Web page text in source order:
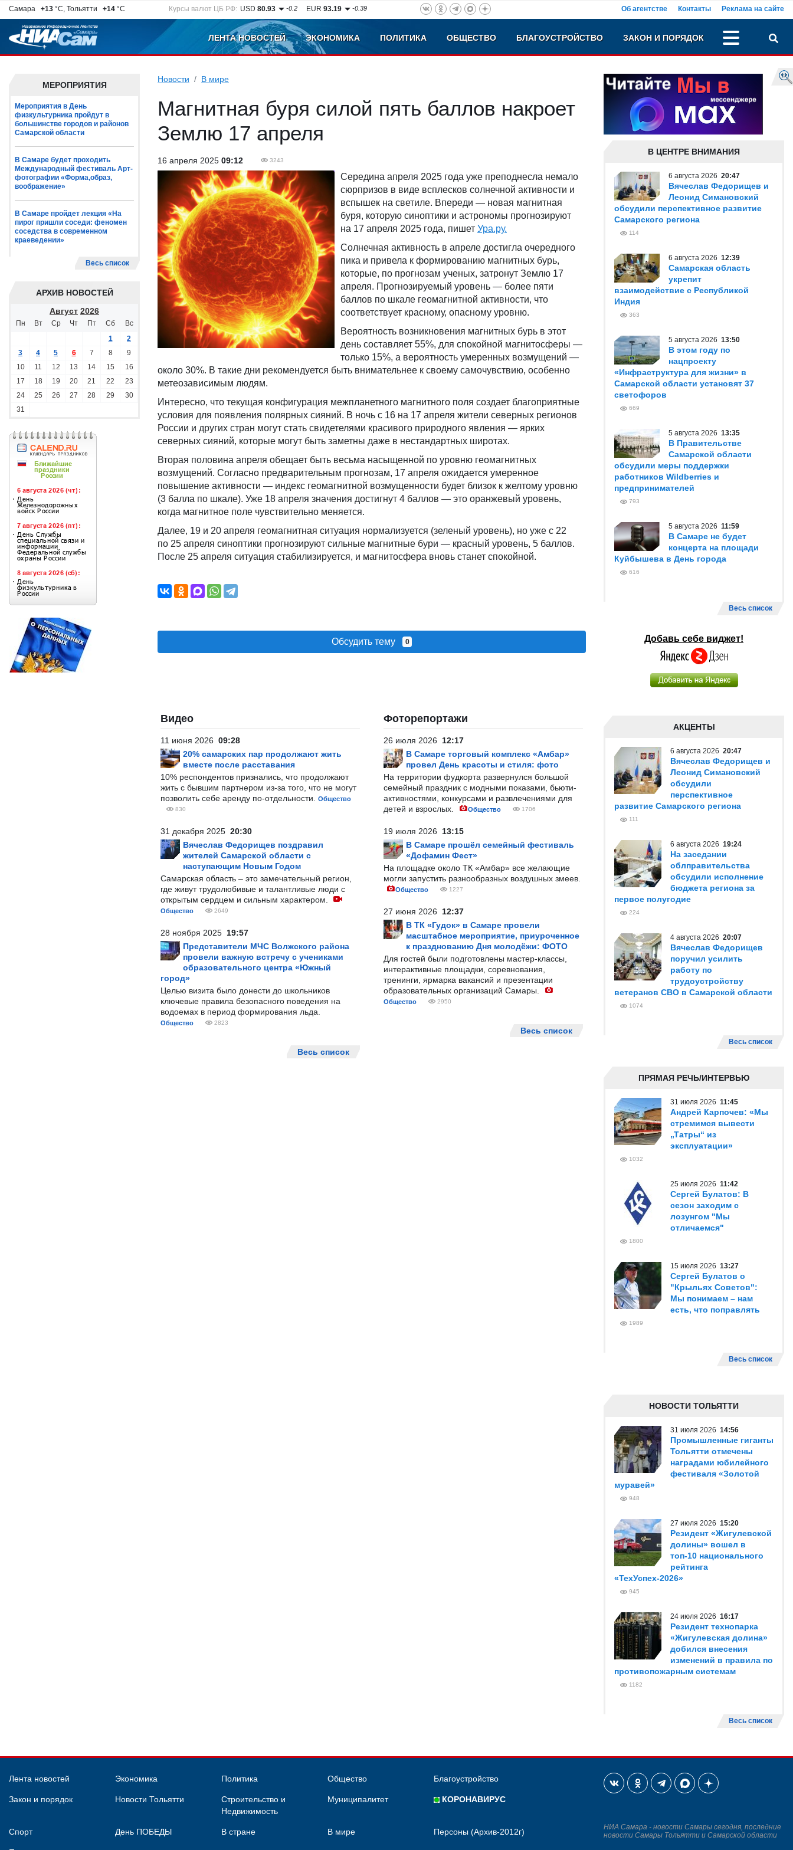
Самара +13 °C, Тольятти +14 °C Курсы валют ЦБ РФ: USD80.93 -0.2 EUR93.19 -0.39 Об агентстве Контакты Реклама на сайте
ЛЕНТА НОВОСТЕЙ ЭКОНОМИКА ПОЛИТИКА ОБЩЕСТВО БЛАГОУСТРОЙСТВО ЗАКОН И ПОРЯДОК
МЕРОПРИЯТИЯ
Мероприятия в День
физкультурника пройдут в
большинстве городов и районов
Самарской области
В Самаре будет проходить
Международный фестиваль Арт-
фотографии «Форма,образ,
воображение»
В Самаре пройдет лекция «На
пирог пришли соседи: феномен
соседства в современном
краеведении»
Весь список
АРХИВ НОВОСТЕЙ
Август 2026
Пн Вт Ср Чт Пт Сб
Вс
1
2
3
4 5 6 7 8
9
10
11 12 13 14 15
16
17
18 19 20 21 22
23
24
25 26 27 28 29
30
31
Новости В мире
Магнитная буря силой пять баллов накроет
Землю 17 апреля
16 апреля 2025 09:12 3243
Середина апреля 2025 года уже преподнесла немало
сюрпризов в виде всплесков солнечной активности и
вспышек на светиле. Впереди — новая магнитная
буря, которую синоптики и астрономы прогнозируют
на 17 апреля 2025 года, пишет Ура.ру.
Солнечная активность в апреле достигла очередного
пика и привела к формированию магнитных бурь,
которые, по прогнозам ученых, затронут Землю 17
апреля. Прогнозируемый уровень — более пяти
баллов по шкале геомагнитной активности, что
соответствует красному, опасному уровню.
Вероятность возникновения магнитных бурь в этот
день составляет 55%, для спокойной магнитосферы —
только 15%, а вероятность умеренных возмущений —
около 30%. В такие дни рекомендуется быть внимательнее к своему самочувствию, особенно
метеозависимым людям.
Интересно, что текущая конфигурация межпланетного магнитного поля создает благоприятные
условия для появления полярных сияний. В ночь с 16 на 17 апреля жители северных регионов
России и других стран могут стать свидетелями красивого природного явления — ярких
северных сияний, которые могут быть заметны даже в нестандартных широтах.
Вторая половина апреля обещает быть весьма насыщенной по уровню геомагнитных
возмущений. Согласно предварительным прогнозам, 17 апреля ожидается умеренное
повышение активности — индекс геомагнитной возмущенности будет близок к желтому уровню
(3 балла по шкале). Уже 18 апреля значения достигнут 4 баллов — это оранжевый уровень,
когда магнитное поле чувствительно меняется.
Далее, 19 и 20 апреля геомагнитная ситуация нормализуется (зеленый уровень), но уже с 22
по 25 апреля синоптики прогнозируют сильные магнитные бури — красный уровень, 5 баллов.
После 25 апреля ситуация стабилизируется, и магнитосфера вновь станет спокойной.
Обсудить тему 0
Видео
11 июня 2026 09:28
20% самарских пар продолжают жить
вместе после расставания
10% респондентов признались, что продолжают
жить с бывшим партнером из-за того, что не могут
позволить себе аренду по-отдельности.
Общество
830
31 декабря 2025 20:30
Вячеслав Федорищев поздравил
жителей Самарской области с
наступающим Новым Годом
Самарская область – это замечательный регион,
где живут трудолюбивые и талантливые люди с
открытым сердцем и сильным характером.
Общество 2649
28 ноября 2025 19:57
Представители МЧС Волжского района
провели важную встречу с учениками
образовательного центра «Южный
город»
Целью визита было донести до школьников
ключевые правила безопасного поведения на
водоемах в период формирования льда.
Общество 2823
Весь список
Фоторепортажи
26 июля 2026 12:17
В Самаре торговый комплекс «Амбар»
провел День красоты и стиля: фото
На территории фудкорта развернулся большой
семейный праздник с модными показами, бьюти-
активностями, конкурсами и развлечениями для
детей и взрослых.
Общество 1706
19 июля 2026 13:15
В Самаре прошёл семейный фестиваль
«Дофамин Фест»
На площадке около ТК «Амбар» все желающие
могли запустить разнообразных воздушных змеев.
Общество 1227
27 июня 2026 12:37
В ТК «Гудок» в Самаре провели
масштабное мероприятие, приуроченное
к празднованию Дня молодёжи: ФОТО
Для гостей были подготовлены мастер-классы,
интерактивные площадки, соревнования,
тренинги, ярмарка вакансий и презентации
образовательных организаций Самары.
Общество 2950
Весь список
В ЦЕНТРЕ ВНИМАНИЯ
6 августа 2026 20:47
Вячеслав Федорищев и
Леонид Симановский
обсудили перспективное развитие
Самарского региона
114
6 августа 2026 12:39
Самарская область
укрепит
взаимодействие с Республикой
Индия
363
5 августа 2026 13:50
В этом году по
нацпроекту
«Инфраструктура для жизни» в
Самарской области установят 37
светофоров
669
5 августа 2026 13:35
В Правительстве
Самарской области
обсудили меры поддержки
работников Wildberries и
предпринимателей
793
5 августа 2026 11:59
В Самаре не будет
концерта на площади
Куйбышева в День города
616
Весь список
Добавь себе виджет!
АКЦЕНТЫ
6 августа 2026 20:47
Вячеслав Федорищев и
Леонид Симановский
обсудили
перспективное
развитие Самарского региона
111
6 августа 2026 19:24
На заседании
облправительства
обсудили исполнение
бюджета региона за
первое полугодие
224
4 августа 2026 20:07
Вячеслав Федорищев
поручил усилить
работу по
трудоустройству
ветеранов СВО в Самарской области
1074
Весь список
ПРЯМАЯ РЕЧЬ/ИНТЕРВЬЮ
31 июля 2026 11:45
Андрей Карпочев: «Мы
стремимся вывести
„Татры“ из
эксплуатации»
1032
25 июля 2026 11:42
Сергей Булатов: В
сезон заходим с
лозунгом "Мы
отличаемся"
1800
15 июля 2026 13:27
Сергей Булатов о
"Крыльях Советов":
Мы понимаем – нам
есть, что поправлять
1989
Весь список
НОВОСТИ ТОЛЬЯТТИ
31 июля 2026 14:56
Промышленные гиганты
Тольятти отмечены
наградами юбилейного
фестиваля «Золотой
муравей»
948
27 июля 2026 15:20
Резидент «Жигулевской
долины» вошел в
топ-10 национального
рейтинга
«ТехУспех-2026»
945
24 июля 2026 16:17
Резидент технопарка
«Жигулевская долина»
добился внесения
изменений в правила по
противопожарным системам
1182
Весь список
Лента новостей Экономика Политика Общество Благоустройство
Закон и порядок Новости Тольятти
Строительство и
Недвижимость
Муниципалитет КОРОНАВИРУС
Спорт День ПОБЕДЫ В стране В мире Персоны (Архив-2012г)
НИА Самара - новости Самары сегодня, последние
новости Самары Тольятти и Самарской области